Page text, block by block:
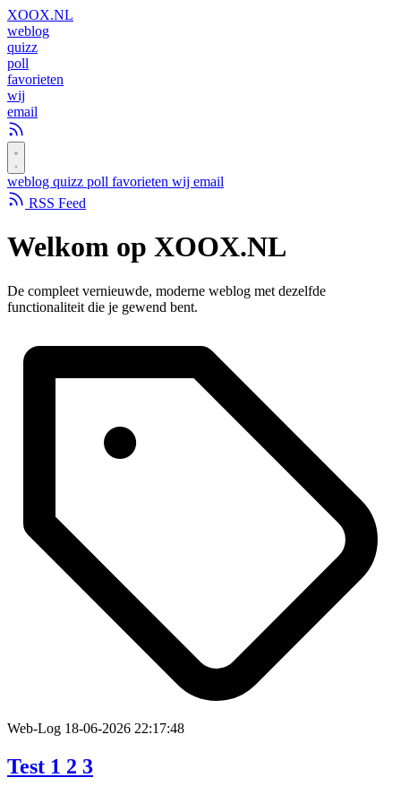
XOOX.NL
weblog
quizz
poll
favorieten
wij
email
weblog quizz poll favorieten wij email
RSS Feed
Welkom op XOOX.NL
De compleet vernieuwde, moderne weblog met dezelfde
functionaliteit die je gewend bent.
Web-Log 18-06-2026 22:17:48
Test 1 2 3